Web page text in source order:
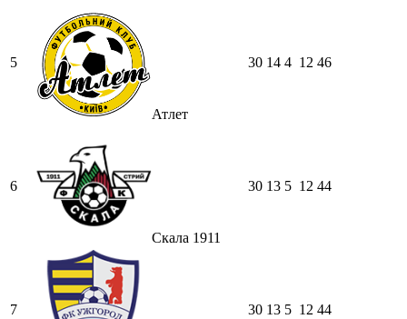
5
Атлет
30 14 4 12 46
6
Скала 1911
30 13 5 12 44
7 30 13 5 12 44